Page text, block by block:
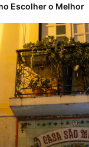
Escolher o Melhor